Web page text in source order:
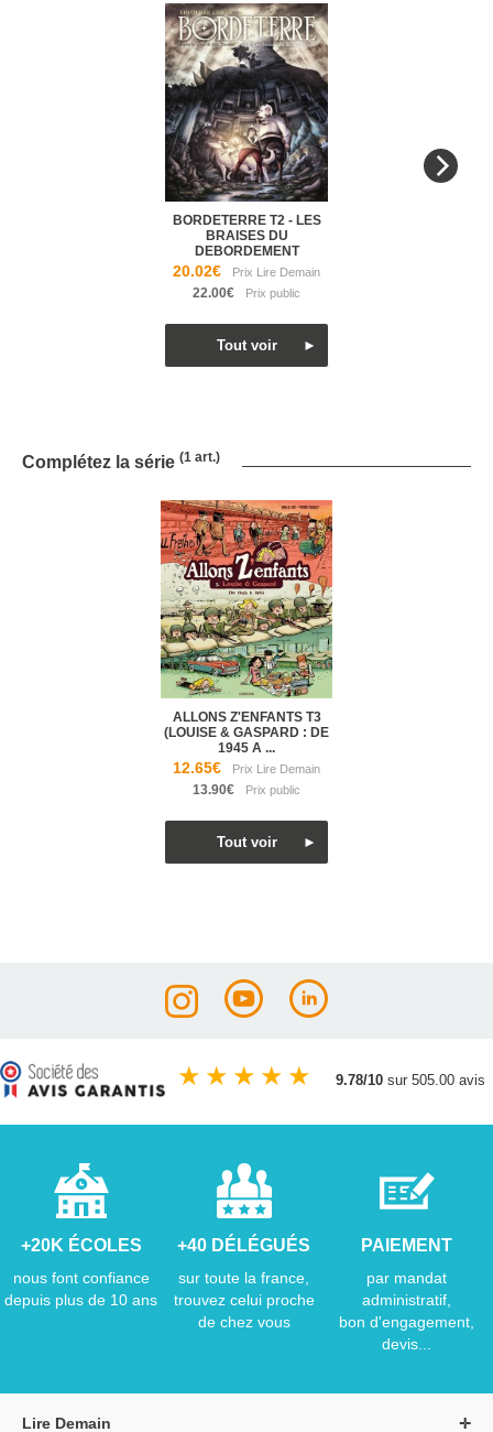
BORDETERRE T2 - LES
BRAISES DU
DEBORDEMENT
20.02€
22.00€
Complétez la série (1 art.)
ALLONS Z'ENFANTS T3
(LOUISE & GASPARD : DE
1945 A ...
12.65€
13.90€
★ ★ ★ ★ ★ 9.78/10 sur 505.00 avis
+20K ÉCOLES
nous font confiance
depuis plus de 10 ans
+40 DÉLÉGUÉS
sur toute la france,
trouvez celui proche
de chez vous
PAIEMENT
par mandat
administratif,
bon d'engagement,
devis...
Lire Demain